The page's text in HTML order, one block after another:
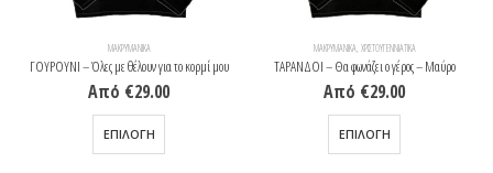
ΜΑΚΡΥΜΆΝΙΚΑ
ΓΟΥΡΟΥΝΙ – Όλες με θέλουν για το κορμί μου
Από €29.00
ΕΠΙΛΟΓΉ
Αυτό το προϊόν έχει πολλαπλές παραλλαγές. Οι επιλογές μπορούν να επιλεγούν στη σελίδα του προϊόντος
ΜΑΚΡΥΜΆΝΙΚΑ, ΧΡΙΣΤΟΥΓΕΝΝΙΆΤΙΚΑ
ΤΑΡΑΝΔΟΙ – Θα φωνάζει ο γέρος – Μαύρο
Από €29.00
ΕΠΙΛΟΓΉ
Αυτό το προϊόν έχει πολλαπλές παραλλαγές. Οι επιλογές μπορούν να επιλεγούν στη σελίδα του προϊόντος